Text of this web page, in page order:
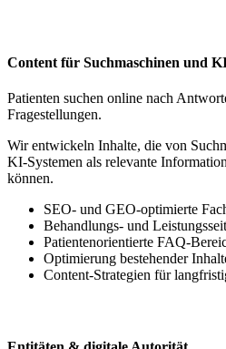
Content für Suchmaschinen und
Patienten suchen online nach
Fragestellungen.
Wir entwickeln Inhalte, die von
KI-Systemen als relevante
können.
SEO- und GEO-optimierte
Behandlungs- und
Patientenorientierte FAQ-
Optimierung bestehender
Content-Strategien für